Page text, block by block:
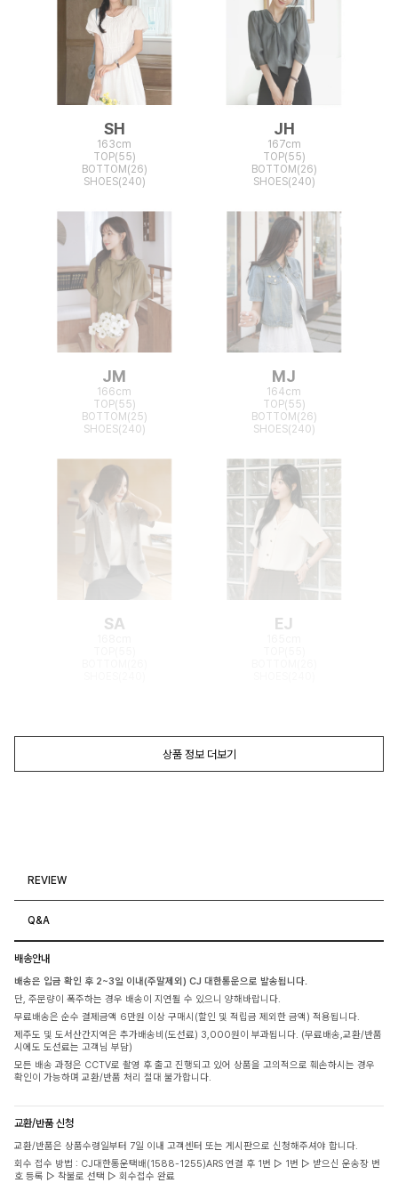
SH
163cm
TOP(55)
BOTTOM(26)
SHOES(240)
JH
167cm
TOP(55)
BOTTOM(26)
SHOES(240)
JM
166cm
TOP(55)
BOTTOM(25)
SHOES(240)
MJ
164cm
TOP(55)
BOTTOM(26)
SHOES(240)
SA EJ
상품 정보 더보기
REVIEW
Q&A
배송안내
배송은 입금 확인 후 2~3일 이내(주말제외) CJ 대한통운으로 발송됩니다.
단, 주문량이 폭주하는 경우 배송이 지연될 수 있으니 양해바랍니다.
무료배송은 순수 결제금액 6만원 이상 구매시(할인 및 적립금 제외한 금액) 적용됩니다.
제주도 및 도서산간지역은 추가배송비(도선료) 3,000원이 부과됩니다. (무료배송,교환/반품
시에도 도선료는 고객님 부담)
모든 배송 과정은 CCTV로 촬영 후 출고 진행되고 있어 상품을 고의적으로 훼손하시는 경우
확인이 가능하며 교환/반품 처리 절대 불가합니다.
교환/반품 신청
교환/반품은 상품수령일부터 7일 이내 고객센터 또는 게시판으로 신청해주셔야 합니다.
회수 접수 방법 : CJ대한통운택배(1588-1255)ARS 연결 후 1번 ▷ 1번 ▷ 받으신 운송장 번
호 등록 ▷ 착불로 선택 ▷ 회수접수 완료